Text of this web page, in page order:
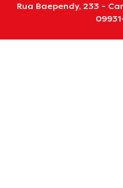
Rua Baependy, 233 -